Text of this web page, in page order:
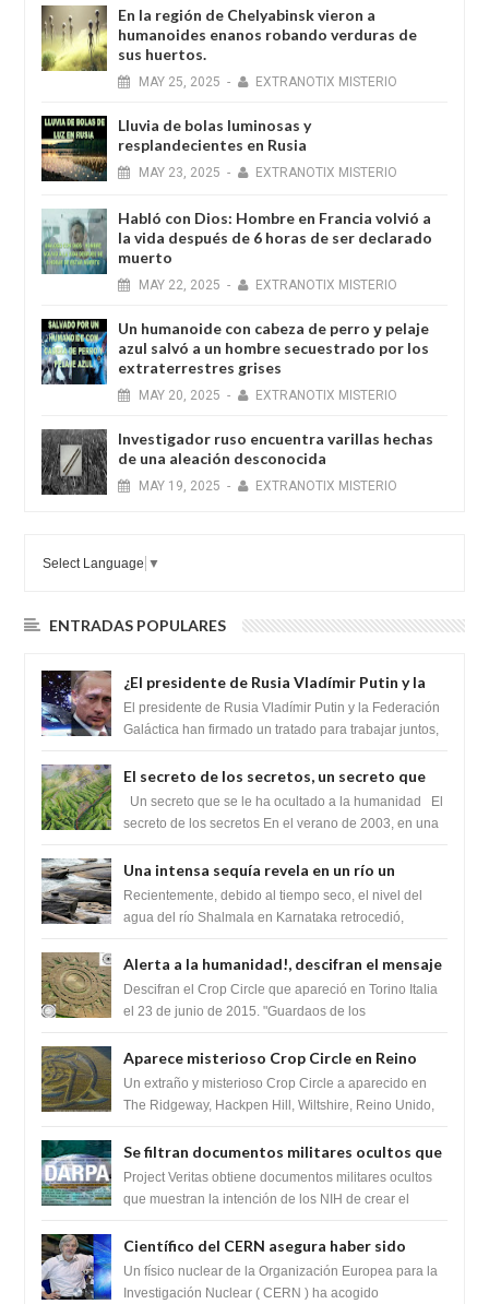
En la región de Chelyabinsk vieron a
humanoides enanos robando verduras de
sus huertos.
MAY 25, 2025 - EXTRANOTIX MISTERIO
Lluvia de bolas luminosas y
resplandecientes en Rusia
MAY 23, 2025 - EXTRANOTIX MISTERIO
Habló con Dios: Hombre en Francia volvió a
la vida después de 6 horas de ser declarado
muerto
MAY 22, 2025 - EXTRANOTIX MISTERIO
Un humanoide con cabeza de perro у pelaje
azul salvó a un hombre secuestrado por los
extraterrestres grises
MAY 20, 2025 - EXTRANOTIX MISTERIO
Investigador ruso encuentra varillas hechas
de una aleación desconocida
MAY 19, 2025 - EXTRANOTIX MISTERIO
Select Language ▼
ENTRADAS POPULARES
¿El presidente de Rusia Vladímir Putin y la
Federación Galactica han firmado un
tratado para acabar con los Sionistas?
El presidente de Rusia Vladímir Putin y la Federación
Galáctica han firmado un tratado para trabajar juntos,
El secreto de los secretos, un secreto que
cambiaría por completo el destino de la
humanidad
Un secreto que se le ha ocultado a la humanidad El
secreto de los secretos En el verano de 2003, en una
Una intensa sequía revela en un río un
impresionante hallazgo de miles de Shiva
Lingas
Recientemente, debido al tiempo seco, el nivel del
agua del río Shalmala en Karnataka retrocedió,
Alerta a la humanidad!, descifran el mensaje
del Crop Circle de Torino ,Italia
Descifran el Crop Circle que apareció en Torino Italia
el 23 de junio de 2015. "Guardaos de los
Aparece misterioso Crop Circle en Reino
Unido 23 de junio 2016
Un extraño y misterioso Crop Circle a aparecido en
The Ridgeway, Hackpen Hill, Wiltshire, Reino Unido,
Se filtran documentos militares ocultos que
muestran la intención de los NIH de crear el
SARS-CoV-2, utilizando la investigación de
Project Veritas obtiene documentos militares ocultos
que muestran la intención de los NIH de crear el
Científico del CERN asegura haber sido
ayudado por seres de luz durante una
prueba del Colisionador de Hadrones
Un físico nuclear de la Organización Europea para la
Investigación Nuclear ( CERN ) ha acogido